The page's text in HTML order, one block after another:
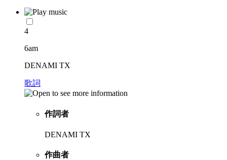
4
6am
DENAMI TX
歌詞
作詞者
DENAMI TX
作曲者